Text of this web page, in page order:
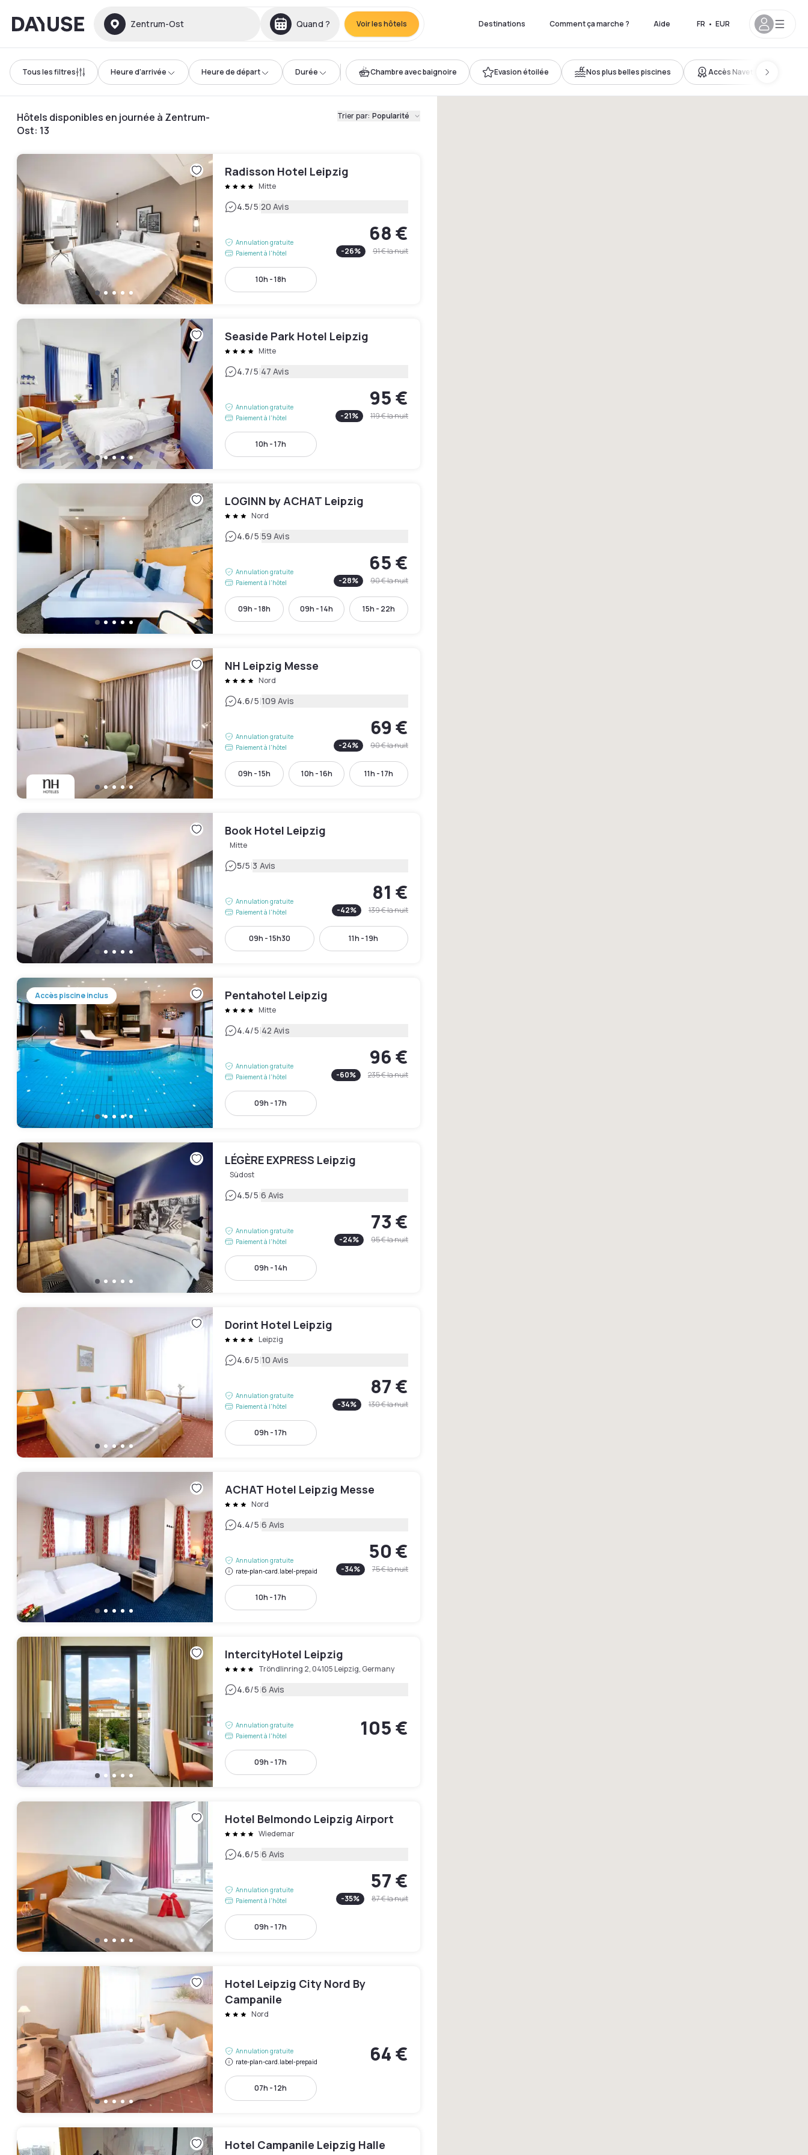
Dayuse Zentrum-Ost Quand ? Voir les hôtels Destinations Comment ça marche ? Aide FR • EUR
Tous les filtres Heure d'arrivée Heure de départ Durée Chambre avec baignoire Evasion étoilée Nos plus belles piscines Accès Navette
Hôtels disponibles en journée à Zentrum-
Ost: 13
Trier par: Popularité
Radisson Hotel Leipzig
Mitte
4.5/5|20 Avis
Annulation gratuite
Paiement à l'hôtel
68 €
-26% 91 €la nuit
10h - 18h
Seaside Park Hotel Leipzig
Mitte
4.7/5|47 Avis
Annulation gratuite
Paiement à l'hôtel
95 €
-21% 119 €la nuit
10h - 17h
LOGINN by ACHAT Leipzig
Nord
4.6/5|59 Avis
Annulation gratuite
Paiement à l'hôtel
65 €
-28% 90 €la nuit
09h - 18h 09h - 14h 15h - 22h
NH Leipzig Messe
Nord
4.6/5|109 Avis
Annulation gratuite
Paiement à l'hôtel
69 €
-24% 90 €la nuit
09h - 15h 10h - 16h 11h - 17h
Book Hotel Leipzig
Mitte
5/5|3 Avis
Annulation gratuite
Paiement à l'hôtel
81 €
-42% 139 €la nuit
09h - 15h30 11h - 19h
Accès piscine inclus Pentahotel Leipzig
Mitte
4.4/5|42 Avis
Annulation gratuite
Paiement à l'hôtel
96 €
-60% 235 €la nuit
09h - 17h
LÉGÈRE EXPRESS Leipzig
Südost
4.5/5|6 Avis
Annulation gratuite
Paiement à l'hôtel
73 €
-24% 95 €la nuit
09h - 14h
Dorint Hotel Leipzig
Leipzig
4.6/5|10 Avis
Annulation gratuite
Paiement à l'hôtel
87 €
-34% 130 €la nuit
09h - 17h
ACHAT Hotel Leipzig Messe
Nord
4.4/5|6 Avis
Annulation gratuite
rate-plan-card.label-prepaid
50 €
-34% 75 €la nuit
10h - 17h
IntercityHotel Leipzig
Tröndlinring 2, 04105 Leipzig, Germany
4.6/5|6 Avis
Annulation gratuite
Paiement à l'hôtel
105 €
09h - 17h
Hotel Belmondo Leipzig Airport
Wiedemar
4.6/5|6 Avis
Annulation gratuite
Paiement à l'hôtel
57 €
-35% 87 €la nuit
09h - 17h
Hotel Leipzig City Nord By
Campanile
Nord
Annulation gratuite
rate-plan-card.label-prepaid
64 €
07h - 12h
Hotel Campanile Leipzig Halle